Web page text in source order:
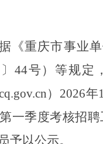
《重庆市事业
〕 44号）等规定
n） 2026年
一季度考核招
予以公示。